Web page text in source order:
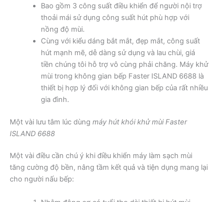
Bao gồm 3 công suất điều khiển để người nội trợ
thoải mái sử dụng công suất hút phù hợp với
nồng độ mùi.
Cùng với kiểu dáng bắt mắt, đẹp mắt, công suất
hút mạnh mẽ, dễ dàng sử dụng và lau chùi, giá
tiền chúng tôi hỗ trợ vô cùng phải chăng. Máy khử
mùi trong không gian bếp Faster ISLAND 6688 là
thiết bị hợp lý đối với không gian bếp của rất nhiều
gia đình.
Một vài lưu tâm lúc dùng máy hút khói khử mùi Faster
ISLAND 6688
Một vài điều cần chú ý khi điều khiển máy làm sạch mùi
tăng cường độ bền, nâng tầm kết quả và tiện dụng mang lại
cho người nấu bếp: